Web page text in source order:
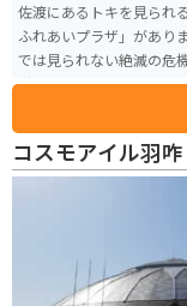
佐渡にあるトキを見られ
ふれあいプラザ」があり
では見られない絶滅の危
港フェリーターミナルか
ダマメソフトクリームが
コスモアイル羽咋